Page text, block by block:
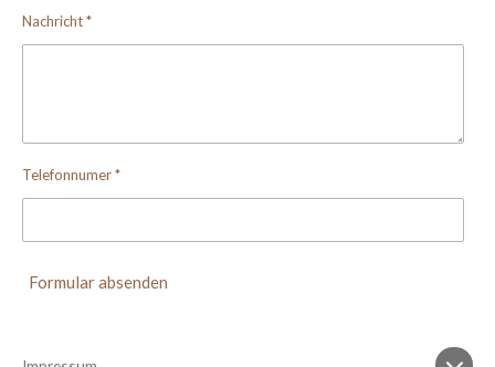
Nachricht *
Telefonnumer *
Formular absenden